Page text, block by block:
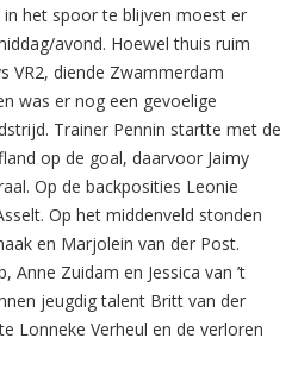
het spoor te blijven moest er
avond. Hoewel thuis ruim
VR2, diende Zwammerdam
was er nog een gevoelige
Trainer Pennin startte met de
op de goal, daarvoor Jaimy
Op de backposities Leonie
Op het middenveld stonden
en Marjolein van der Post.
Zuidam en Jessica van ’t
jeugdig talent Britt van der
Lonneke Verheul en de verloren